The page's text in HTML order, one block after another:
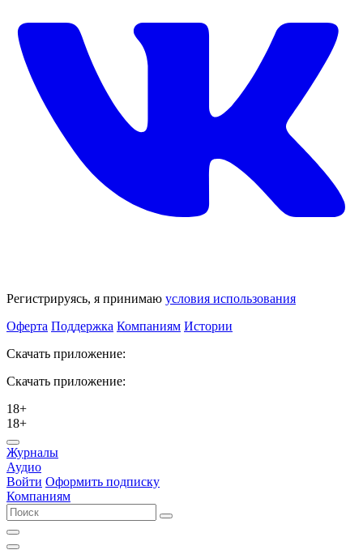
Регистрируясь, я принимаю условия использования
Оферта Поддержка Компаниям Истории
Скачать приложение:
Скачать приложение:
18+
18+
Журналы
Аудио
Войти Оформить подписку
Компаниям